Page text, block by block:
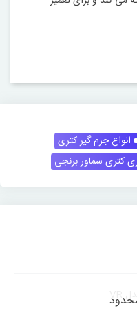
انواع جرم گیر کتری
کتری سماور برنجی